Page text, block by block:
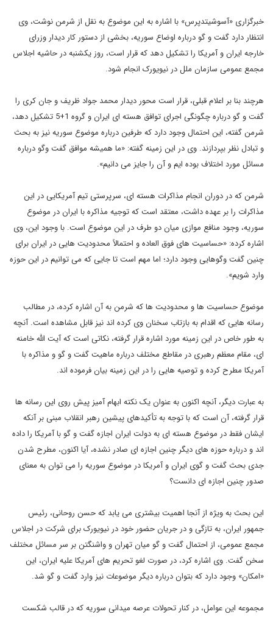
خبرگزاری «آسوشیتدپرس» با اشاره به این موضوع به نقل از شرمن نوشت، وی
انتظار دارد گفت و گو درباره اوضاع سوریه، بخشی از دستور کار دیدار وزرای
خارجه ایران و آمریکا را تشکیل دهد که قرار است، روز یکشنبه در حاشیه اجلاس
مجمع عمومی سازمان ملل در نیویورک انجام شود.
هرچند بنا بر اعلام قبلی، قرار است محور دیدار محمد جواد ظریف و جان کری را
گفت و گو درباره چگونگی اجرای توافق هسته ای ایران و گروه 1+5 تشکیل دهد،
شرمن گفته، این احتمال وجود دارد که طرفین درباره موضوع سوریه نیز به بحث
و تبادل نظر بپردازند. وی در این زمینه گفته: «ما همیشه موافق گفت وگو درباره
مسائل مورد اختلاف بوده ایم و آن را جایز می دانیم».
شرمن که در دوران انجام مذاکرات هسته ای، سرپرستی تیم آمریکایی در این
مذاکرات را بر عهده داشت، معتقد است که توجیه مذاکره با ایران در موضوع
سوریه، وجود منافع موازی میان دو طرف در این موضوع است. با وجود این، وی
اشاره کرده: «حساسیت های فوق العاده و احتمالاً محدودیت هایی در ایران برای
چنین گفت وگوهایی وجود دارد؛ اما مهم است تا جایی که می توانیم در این حوزه
وارد شویم».
موضوع حساسیت ها و محدودیت ها که شرمن به آن اشاره کرده، در مطالب
رسانه هایی که اقدام به بازتاب سخنان وی کرده اند نیز قابل مشاهده است. آنچه
به طور خاص در این زمینه مورد اشاره قرار گرفته، نکاتی است که آیت الله خامنه
ای، مقام معظم رهبری در مقاطع مختلف درباره ماهیت گفت و گو و مذاکره با
آمریکا مطرح کرده و توصیه هایی را در این زمینه بیان فرموده اند.
به عبارت دیگر، آنچه اکنون به عنوان یک نکته ابهام آمیز پیش روی این رسانه ها
قرار گرفته، آن است که با توجه به تأکیدهای پیشین رهبر انقلاب مبنی بر آنکه
ایشان فقط در موضوع هسته ای به دولت ایران اجازه گفت و گو با آمریکا را داده
اند و درباره حوزه های دیگر چنین اجازه ای صادر نشده، آیا اکنون، مطرح شدن
جدی بحث گفت و گوی ایران و آمریکا در موضوع سوریه را می توان به معنای
صدور چنین اجازه ای دانست؟
این بحث به ویژه از آنجا اهمیت بیشتری می یابد که حسن روحانی، رئیس
جمهور ایران، به تازگی و در جریان حضور خود در نیویورک برای شرکت در اجلاس
مجمع عمومی، از احتمال گفت و گو میان تهران و واشنگتن بر سر مسائل مختلف
سخن گفت. وی اشاره کرد، در صورت لغو تحریم های آمریکا علیه ایران، این
«امکان» وجود دارد که بتوان درباره دیگر موضوعات نیز وارد گفت و گو شد.
مجموعه این عوامل، در کنار تحولات عرصه میدانی سوریه که در قالب شکست